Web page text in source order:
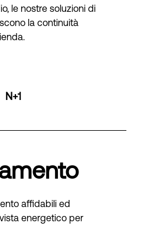
le nostre soluzioni di
la continuità
N+1
affidabili ed
energetico per